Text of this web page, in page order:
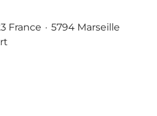
France · 5794 Marseille